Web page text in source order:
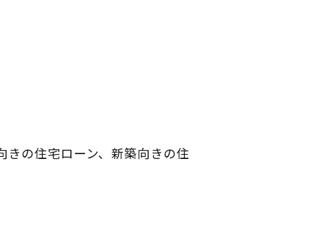
の住宅ローン、新築向きの住